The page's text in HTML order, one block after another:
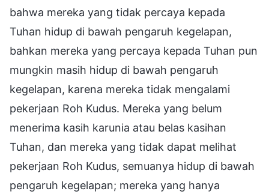
bahwa mereka yang tidak percaya kepada
Tuhan hidup di bawah pengaruh kegelapan,
bahkan mereka yang percaya kepada Tuhan pun
mungkin masih hidup di bawah pengaruh
kegelapan, karena mereka tidak mengalami
pekerjaan Roh Kudus. Mereka yang belum
menerima kasih karunia atau belas kasihan
Tuhan, dan mereka yang tidak dapat melihat
pekerjaan Roh Kudus, semuanya hidup di bawah
pengaruh kegelapan; mereka yang hanya